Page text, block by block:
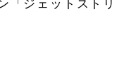
「ジェットストリ